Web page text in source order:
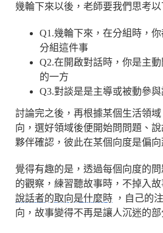
幾輪下來以後，老師要我們思考以
Q1.幾輪下來，在分組時，
分組這件事
Q2.在開啟對話時，你是主
的一方
Q3.對談是是主導或被動參與
討論完之後，再根據某個生活領
向，選好領域後便開始問問題、
夥伴確認，彼此在某個向度是偏
覺得有趣的是，透過每個向度的
的觀察，練習聽故事時，不掉入
說話者的取向是什麼時 ，自己的
向，故事變得不再是讓人沉迷的